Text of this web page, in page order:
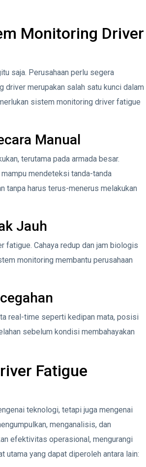
Monitoring Driver
saja. Perusahaan perlu segera
merupakan salah satu kunci dalam
sistem monitoring driver fatigue
Manual
terutama pada armada besar.
mendeteksi tanda-tanda
tanpa harus terus-menerus melakukan
Jauh
fatigue. Cahaya redup dan jam biologis
monitoring membantu perusahaan
real-time seperti kedipan mata, posisi
sebelum kondisi membahayakan
Fatigue
teknologi, tetapi juga mengenai
menganalisis, dan
efektivitas operasional, mengurangi
utama yang dapat diperoleh antara lain: